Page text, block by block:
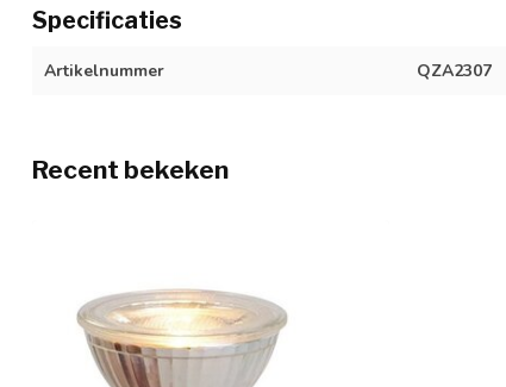
Specificaties
Artikelnummer QZA2307
Recent bekeken